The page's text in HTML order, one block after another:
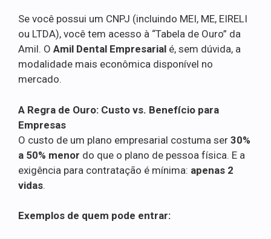
Se você possui um CNPJ (incluindo MEI, ME, EIRELI
ou LTDA), você tem acesso à “Tabela de Ouro” da
Amil. O Amil Dental Empresarial é, sem dúvida, a
modalidade mais econômica disponível no
mercado.
A Regra de Ouro: Custo vs. Benefício para
Empresas
O custo de um plano empresarial costuma ser 30%
a 50% menor do que o plano de pessoa física. E a
exigência para contratação é mínima: apenas 2
vidas.
Exemplos de quem pode entrar: